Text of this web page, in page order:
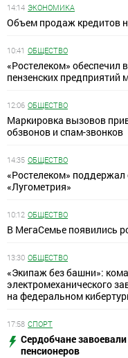
14:14 ЭКОНОМИКА
Объем продаж кредитов
10:41 ОБЩЕСТВО
«Ростелеком» обеспечил
пензенских предприятий
12:06 ОБЩЕСТВО
Маркировка вызовов
обзвонов и спам-звонков
14:35 ОБЩЕСТВО
«Ростелеком»
«Лугометрия»
10:12 ОБЩЕСТВО
В МегаСемье появились
13:30 ОБЩЕСТВО
«Экипаж без башни»:
электромеханического
на федеральном
17:58 СПОРТ
Сердобчане
пенсионеров